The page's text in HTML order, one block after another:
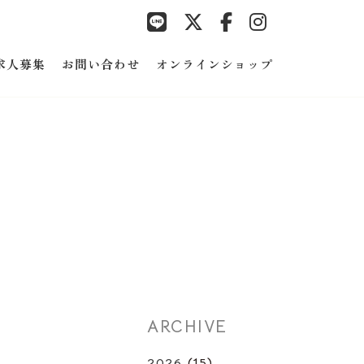
人募集 お問い合わせ オンラインショップ
ARCHIVE